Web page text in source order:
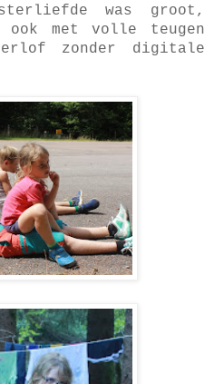
was groot,
ook met volle teugen
zonder digitale